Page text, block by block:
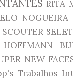
RITA
NOGUEIRA
SCOUTER
HOFFMANN
NEW
Trabalhos